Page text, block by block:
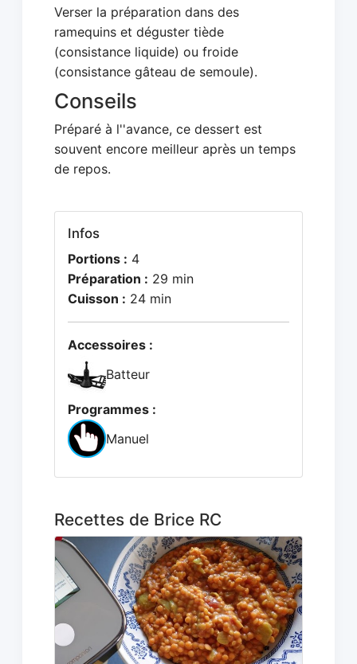
Verser la préparation dans des
ramequins et déguster tiède
(consistance liquide) ou froide
(consistance gâteau de semoule).
Conseils
Préparé à l''avance, ce dessert est
souvent encore meilleur après un temps
de repos.
Infos
Portions : 4
Préparation : 29 min
Cuisson : 24 min
Accessoires :
Batteur
Programmes :
Manuel
Recettes de Brice RC